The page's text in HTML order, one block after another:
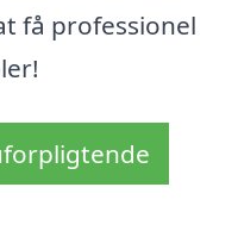
få professionel